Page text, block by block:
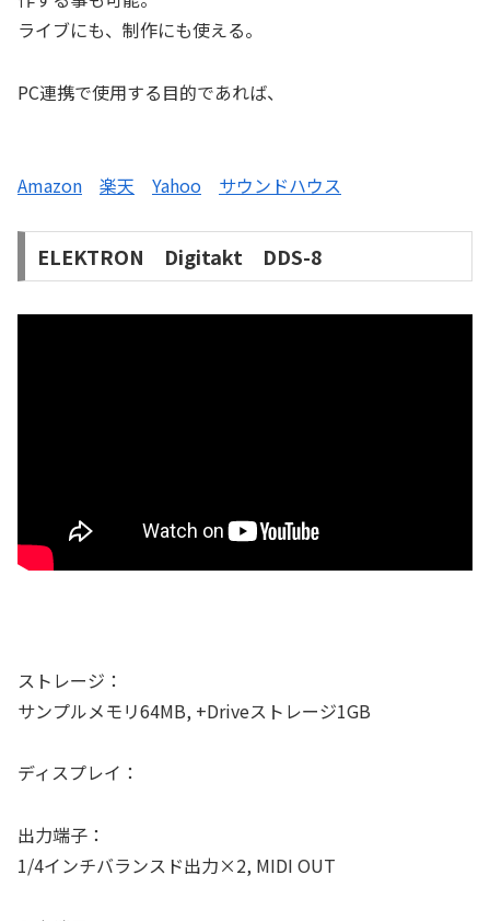
ライブにも、制作にも使える。
PC連携で使用する目的であれば、
Amazon 楽天 Yahoo サウンドハウス
ELEKTRON Digitakt DDS-8
ストレージ：
サンプルメモリ64MB, +Driveストレージ1GB
ディスプレイ：
出力端子：
1/4インチバランスド出力×2, MIDI OUT